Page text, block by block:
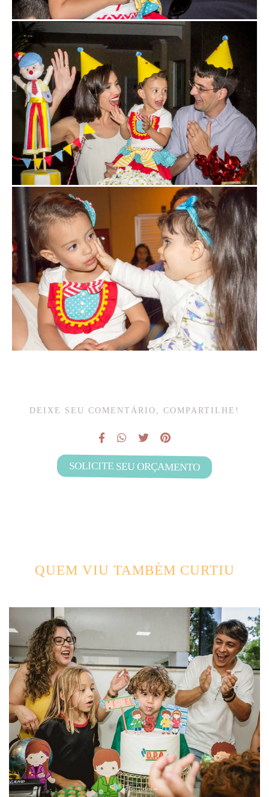
DEIXE SEU COMENTÁRIO, COMPARTILHE!
SOLICITE SEU ORÇAMENTO
QUEM VIU TAMBÉM CURTIU